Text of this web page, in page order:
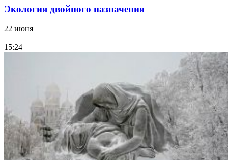
Экология двойного назначения
22 июня
15:24